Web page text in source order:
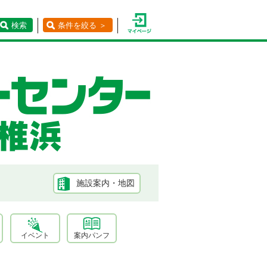
検索 条件を絞る ＞
施設案内・地図
イベント 案内パンフ